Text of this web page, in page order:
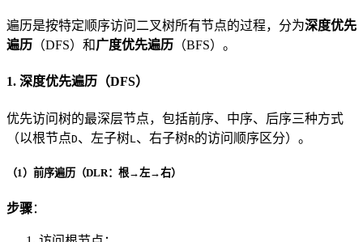
遍历是按特定顺序访问二叉树所有节点的过程，分为深度优先
遍历 （DFS）和广度优先遍历 （BFS）。
1. 深度优先遍历（DFS）
优先访问树的最深层节点，包括前序、中序、后序三种方式
（以根节点D、左子树L 、右子树R的访问顺序区分）。
（1）前序遍历（DLR：根→左→右）
步骤：